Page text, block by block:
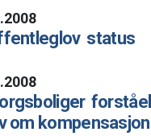
 status

om